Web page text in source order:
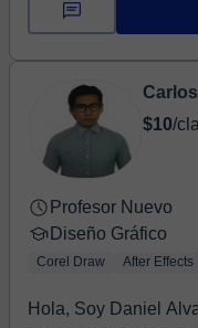
$10/
Profesor Nuevo
Diseño Gráfico
Corel Draw After Effects
Hola, Soy Daniel